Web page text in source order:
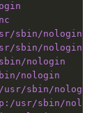
sbin/nologin
sbin/nologin
nologin
nologin
usr/sbin/nologin
:/usr/sbin/